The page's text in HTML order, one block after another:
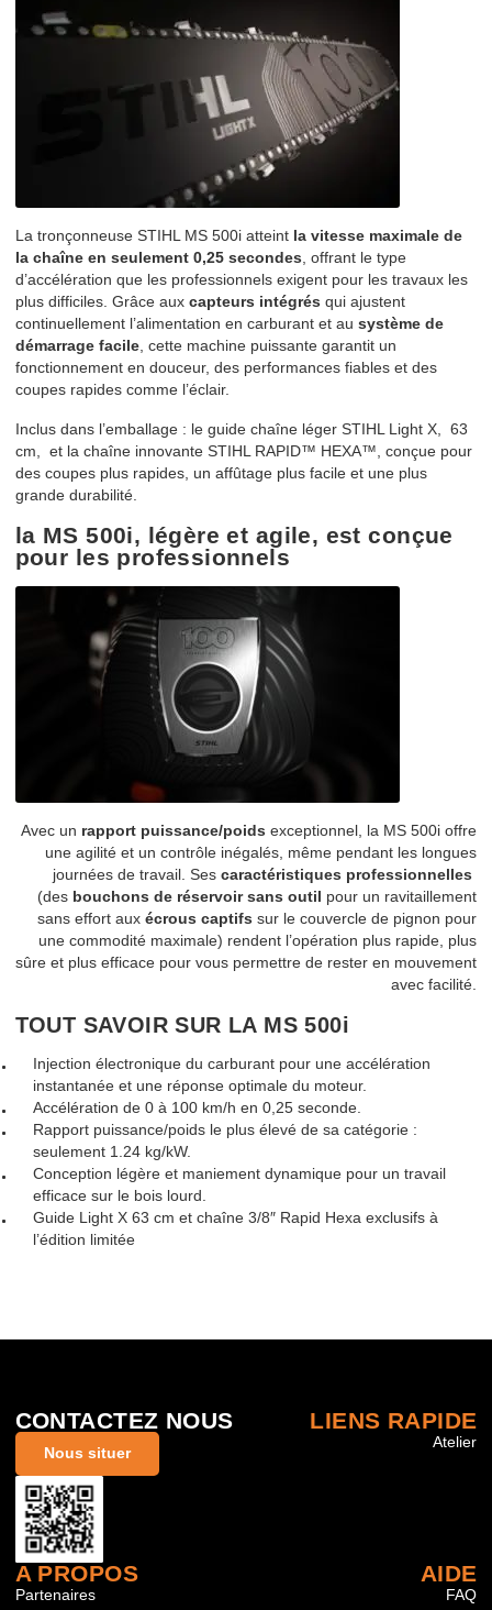
La tronçonneuse STIHL MS 500i atteint la vitesse maximale de
la chaîne en seulement 0,25 secondes , offrant le type
d’accélération que les professionnels exigent pour les travaux les
plus difficiles. Grâce aux capteurs intégrés qui ajustent
continuellement l’alimentation en carburant et au système de
démarrage facile, cette machine puissante garantit un
fonctionnement en douceur, des performances fiables et des
coupes rapides comme l’éclair.
Inclus dans l’emballage : le guide chaîne léger STIHL Light X, 63
cm, et la chaîne innovante STIHL RAPID™ HEXA™ , conçue pour
des coupes plus rapides, un affûtage plus facile et une plus
grande durabilité.
la MS 500i, légère et agile, est conçue
pour les professionnels
Avec un rapport puissance/poids exceptionnel, la MS 500i offre
une agilité et un contrôle inégalés, même pendant les longues
journées de travail. Sescaractéristiques professionnelles
(des bouchons de réservoir sans outil pour un ravitaillement
sans effort auxécrous captifs sur le couvercle de pignon pour
une commodité maximale) rendent l’opération plus rapide, plus
sûre et plus efficace pour vous permettre de rester en mouvement
avec facilité.
TOUT SAVOIR SUR LA MS 500i
Injection électronique du carburant pour une accélération
instantanée et une réponse optimale du moteur.
Accélération de 0 à 100 km/h en 0,25 seconde.
Rapport puissance/poids le plus élevé de sa catégorie :
seulement 1.24 kg/kW.
Conception légère et maniement dynamique pour un travail
efficace sur le bois lourd.
Guide Light X 63 cm et chaîne 3/8″ Rapid Hexa exclusifs à
l’édition limitée
CONTACTEZ NOUS
Nous situer
LIENS RAPIDE
Atelier
A PROPOS
Partenaires
AIDE
FAQ